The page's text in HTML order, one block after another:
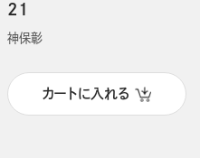
21
神保彰
カートに入れる